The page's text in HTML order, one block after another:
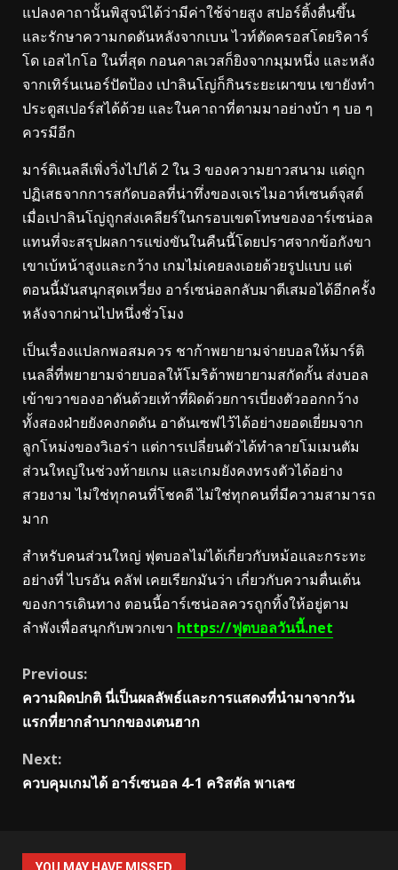
แปลงคาถานั้นพิสูจน์ได้ว่ามีค่าใช้จ่ายสูง สปอร์ติ้งตื่นขึ้น
และรักษาความกดดันหลังจากเบน ไวท์ตัดครอสโดยริคาร์
โด เอสไกโอ ในที่สุด กอนคาลเวสก็ยิงจากมุมหนึ่ง และหลัง
จากเทิร์นเนอร์ปัดป้อง เปาลินโญ่ก็กินระยะเผาขน เขายังทำ
ประตูสเปอร์สได้ด้วย และในคาถาที่ตามมาอย่างบ้า ๆ บอ ๆ
ควรมีอีก
มาร์ติเนลลีเพิ่งวิ่งไปได้ 2 ใน 3 ของความยาวสนาม แต่ถูก
ปฏิเสธจากการสกัดบอลที่น่าทึ่งของเจเรไมอาห์เซนต์จุสต์
เมื่อเปาลินโญ่ถูกส่งเคลียร์ในกรอบเขตโทษของอาร์เซน่อล
แทนที่จะสรุปผลการแข่งขันในคืนนี้โดยปราศจากข้อกังขา
เขาเบ้หน้าสูงและกว้าง เกมไม่เคยลงเอยด้วยรูปแบบ แต่
ตอนนี้มันสนุกสุดเหวี่ยง อาร์เซน่อลกลับมาตีเสมอได้อีกครั้ง
หลังจากผ่านไปหนึ่งชั่วโมง
เป็นเรื่องแปลกพอสมควร ชาก้าพยายามจ่ายบอลให้มาร์ติ
เนลลี่ที่พยายามจ่ายบอลให้โมริต้าพยายามสกัดกั้น ส่งบอล
เข้าขวาของอาดันด้วยเท้าที่ผิดด้วยการเบี่ยงตัวออกกว้าง
ทั้งสองฝ่ายยังคงกดดัน อาดันเซฟไว้ได้อย่างยอดเยี่ยมจาก
ลูกโหม่งของวิเอร่า แต่การเปลี่ยนตัวได้ทำลายโมเมนตัม
ส่วนใหญ่ในช่วงท้ายเกม และเกมยังคงทรงตัวได้อย่าง
สวยงาม ไม่ใช่ทุกคนที่โชคดี ไม่ใช่ทุกคนที่มีความสามารถ
มาก
สำหรับคนส่วนใหญ่ ฟุตบอลไม่ได้เกี่ยวกับหม้อและกระทะ
อย่างที่ ไบรอัน คลัฟ เคยเรียกมันว่า เกี่ยวกับความตื่นเต้น
ของการเดินทาง ตอนนี้อาร์เซน่อลควรถูกทิ้งให้อยู่ตาม
ลำพังเพื่อสนุกกับพวกเขา https://ฟุตบอลวันนี้.net
Continue
Reading
Previous:
ความผิดปกติ นี่เป็นผลลัพธ์และการแสดงที่นำมาจากวัน
แรกที่ยากลำบากของเตนฮาก
Next:
ควบคุมเกมได้ อาร์เซนอล 4-1 คริสตัล พาเลซ